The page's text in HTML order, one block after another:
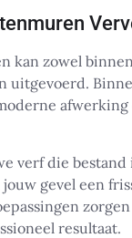
kan zowel
uitgevoerd.
afwerking
verf die bestand
gevel een
resultaat.